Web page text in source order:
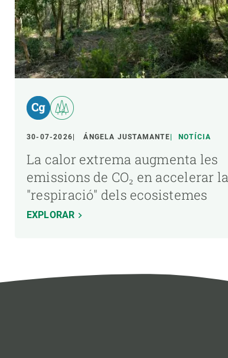
30-07-2026 ÁNGELA JUSTAMANTE NOTÍCIA
La calor extrema augmenta les
emissions de CO₂ en accelerar la
"respiració" dels ecosistemes
EXPLORAR